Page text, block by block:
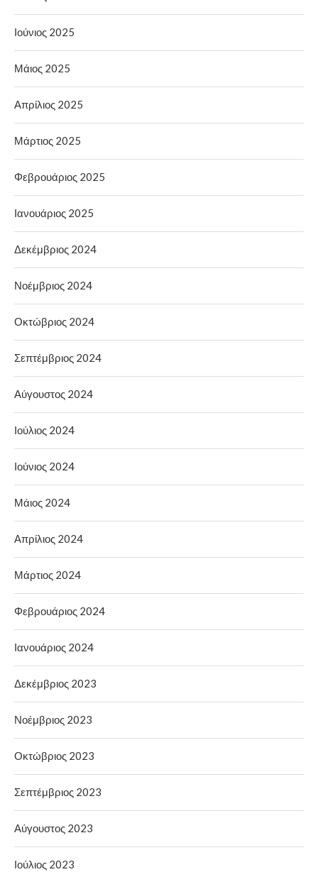
Ιούνιος 2025
Μάιος 2025
Απρίλιος 2025
Μάρτιος 2025
Φεβρουάριος 2025
Ιανουάριος 2025
Δεκέμβριος 2024
Νοέμβριος 2024
Οκτώβριος 2024
Σεπτέμβριος 2024
Αύγουστος 2024
Ιούλιος 2024
Ιούνιος 2024
Μάιος 2024
Απρίλιος 2024
Μάρτιος 2024
Φεβρουάριος 2024
Ιανουάριος 2024
Δεκέμβριος 2023
Νοέμβριος 2023
Οκτώβριος 2023
Σεπτέμβριος 2023
Αύγουστος 2023
Ιούλιος 2023